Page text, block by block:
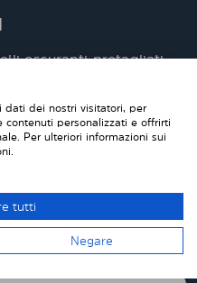
oscuranti pretagliati,
per te e su
Non devi tagliare o
parasole
con una vestibilità
pretagliati per
dati dei nostri visitatori, per
personalizzati e offrirti
Per ulteriori informazioni sui
tutti
Negare